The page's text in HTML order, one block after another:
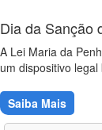
Dia da Sanção
A Lei Maria da
um dispositivo legal
Saiba Mais